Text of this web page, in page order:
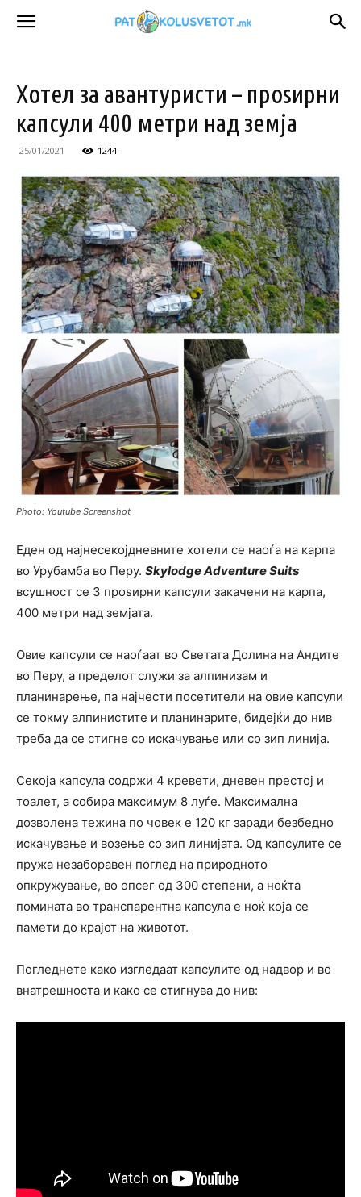
Хотел за авантуристи – проѕирни
капсули 400 метри над земја
25/01/2021 1244
Photo: Youtube Screenshot
Еден од најнесекојдневните хотели се наоѓа на карпа
во Урубамба во Перу. Skylodge Adventure Suits
всушност се 3 проѕирни капсули закачени на карпа,
400 метри над земјата.
Овие капсули се наоѓаат во Светата Долина на Андите
во Перу, а пределот служи за алпинизам и
планинарење, па најчести посетители на овие капсули
се токму алпинистите и планинарите, бидејќи до нив
треба да се стигне со искачување или со зип линија.
Секоја капсула содржи 4 кревети, дневен престој и
тоалет, а собира максимум 8 луѓе. Максимална
дозволена тежина по човек е 120 кг заради безбедно
искачување и возење со зип линијата. Од капсулите се
пружа незаборавен поглед на природното
опкружување, во опсег од 300 степени, а ноќта
помината во транспарентна капсула е ноќ која се
памети до крајот на животот.
Погледнете како изгледаат капсулите од надвор и во
внатрешноста и како се стигнува до нив: